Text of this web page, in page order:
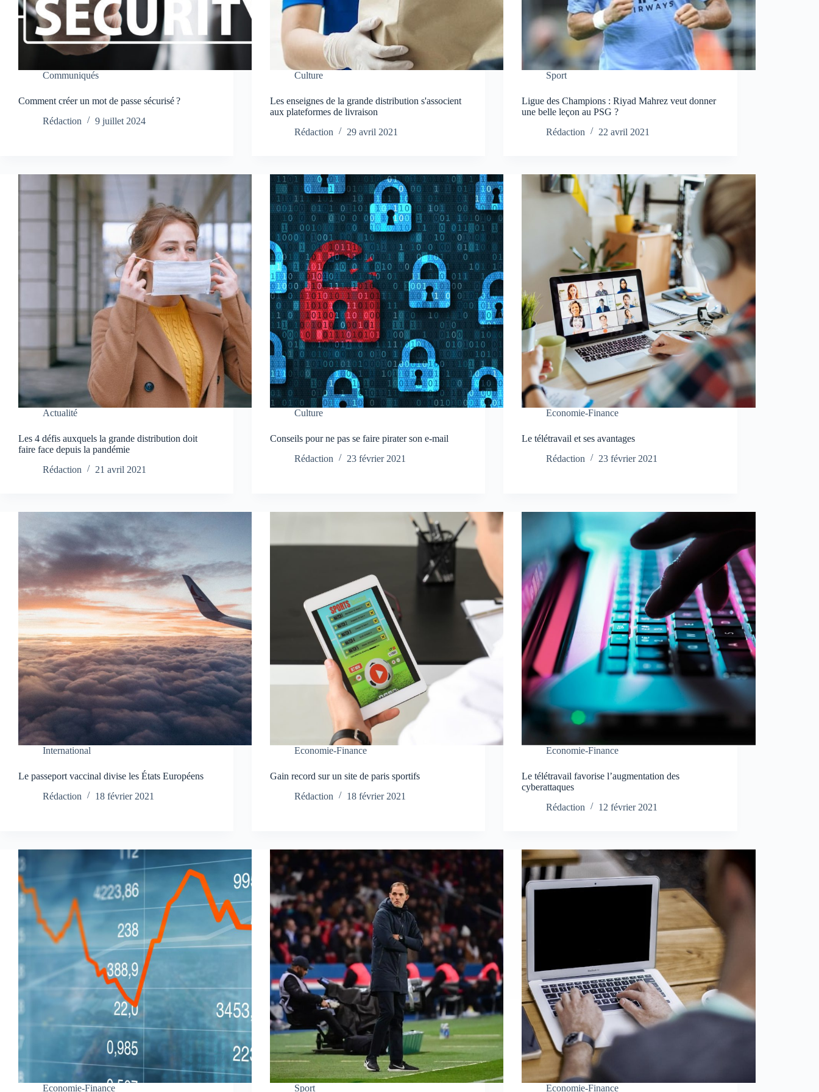
Communiqués
Comment créer un mot de passe sécurisé ?
Rédaction
9 juillet 2024
Culture
Les enseignes de la grande distribution s'associent
aux plateformes de livraison
Rédaction
29 avril 2021
Sport
Ligue des Champions : Riyad Mahrez veut donner
une belle leçon au PSG ?
Rédaction
22 avril 2021
Actualité
Les 4 défis auxquels la grande distribution doit
faire face depuis la pandémie
Rédaction
21 avril 2021
Culture
Conseils pour ne pas se faire pirater son e-mail
Rédaction
23 février 2021
Economie-Finance
Le télétravail et ses avantages
Rédaction
23 février 2021
International
Le passeport vaccinal divise les États Européens
Rédaction
18 février 2021
Economie-Finance
Gain record sur un site de paris sportifs
Rédaction
18 février 2021
Economie-Finance
Le télétravail favorise l’augmentation des
cyberattaques
Rédaction
12 février 2021
Economie-Finance Sport Economie-Finance